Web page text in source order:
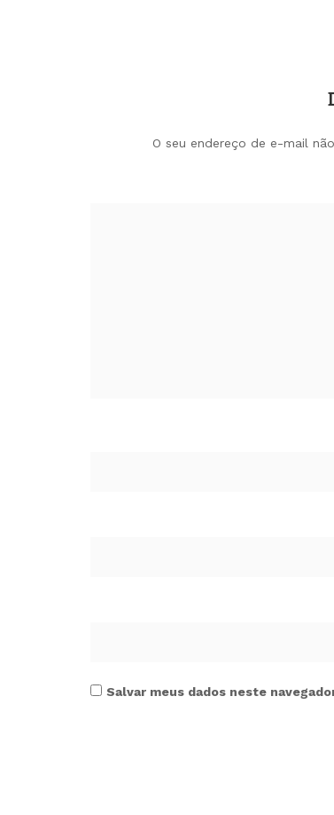
O seu endereço de e-mail
Salvar meus dados neste